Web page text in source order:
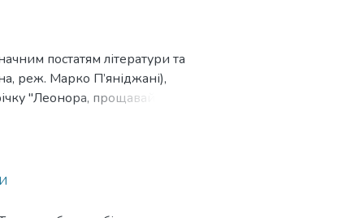
постатям літератури та
реж. Марко П’яніджані),
"Леонора, прощавай"
роуд-муві
викликають незмінний